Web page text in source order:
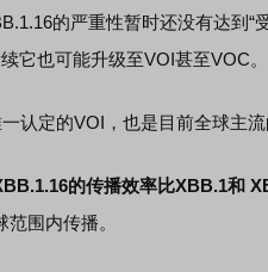
的严重性暂时还没有达到“
它也可能升级至VOI甚至VOC。
定的VOI，也是目前全球主流
的传播效率比XBB.1和
围内传播。